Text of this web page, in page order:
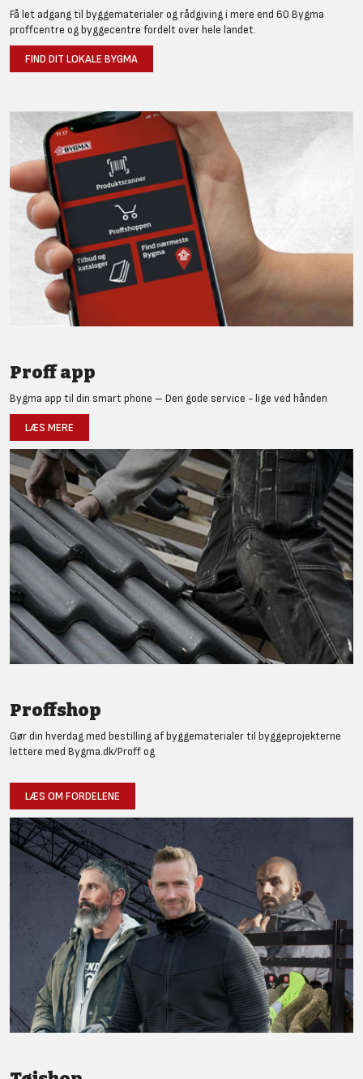
Få let adgang til byggematerialer og rådgiving i mere end 60 Bygma
proffcentre og byggecentre fordelt over hele landet.
FIND DIT LOKALE BYGMA
Proff app
Bygma app til din smart phone – Den gode service - lige ved hånden
LÆS MERE
Proffshop
Gør din hverdag med bestilling af byggematerialer til byggeprojekterne
lettere med Bygma.dk/Proff og
LÆS OM FORDELENE